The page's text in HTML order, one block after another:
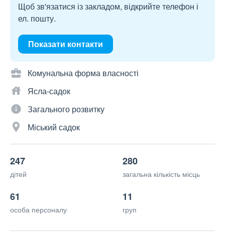
Щоб зв'язатися із закладом, відкрийте телефон і
ел. пошту.
Показати контакти
Комунальна форма власності
Ясла-садок
Загального розвитку
Міський садок
247
дітей
280
загальна кількість місць
61
особа персоналу
11
груп